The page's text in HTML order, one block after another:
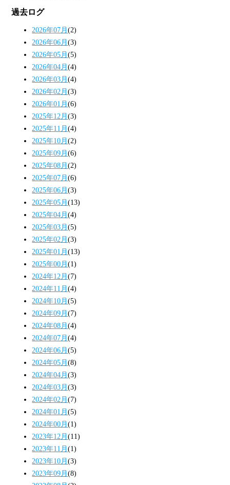
過去ログ
2026年07月(2)
2026年06月(3)
2026年05月(5)
2026年04月(4)
2026年03月(4)
2026年02月(3)
2026年01月(6)
2025年12月(3)
2025年11月(4)
2025年10月(2)
2025年09月(6)
2025年08月(2)
2025年07月(6)
2025年06月(3)
2025年05月(13)
2025年04月(4)
2025年03月(5)
2025年02月(3)
2025年01月(13)
2025年00月(1)
2024年12月(7)
2024年11月(4)
2024年10月(5)
2024年09月(7)
2024年08月(4)
2024年07月(4)
2024年06月(5)
2024年05月(8)
2024年04月(3)
2024年03月(3)
2024年02月(7)
2024年01月(5)
2024年00月(1)
2023年12月(11)
2023年11月(1)
2023年10月(3)
2023年09月(8)